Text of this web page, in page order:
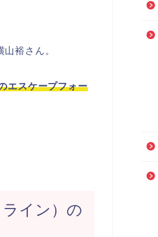
裕さん。
エスケープフォー
イン）の